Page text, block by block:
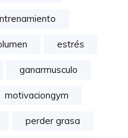
estrés
ganarmusculo
motivaciongym
perder grasa